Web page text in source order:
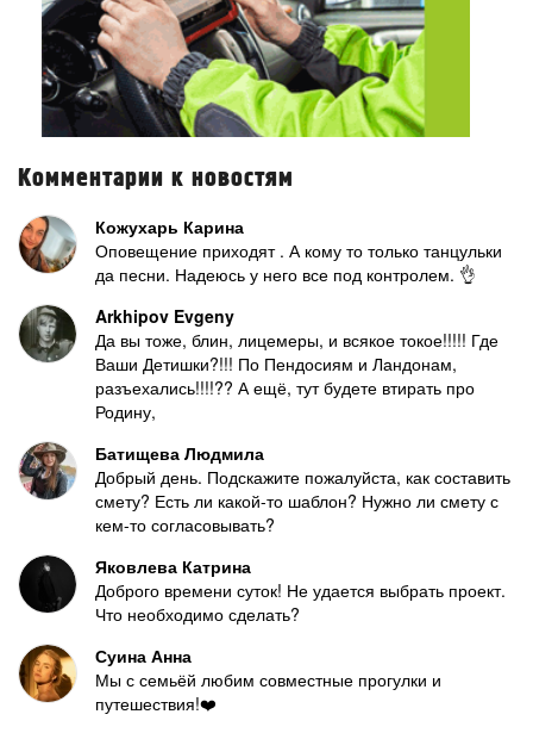
Комментарии к новостям
Кожухарь Карина
Оповещение приходят . А кому то только танцульки
да песни. Надеюсь у него все под контролем. 👌
Arkhipov Evgeny
Да вы тоже, блин, лицемеры, и всякое токое!!!!! Где
Ваши Детишки?!!! По Пендосиям и Ландонам,
разъехались!!!!?? А ещё, тут будете втирать про
Родину,
Батищева Людмила
Добрый день. Подскажите пожалуйста, как составить
смету? Есть ли какой-то шаблон? Нужно ли смету с
кем-то согласовывать?
Яковлева Катрина
Доброго времени суток! Не удается выбрать проект.
Что необходимо сделать?
Суина Анна
Мы с семьёй любим совместные прогулки и
путешествия!❤️